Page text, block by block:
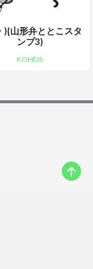
){山形弁ととこスタ
ンプ3)
KOHEIS